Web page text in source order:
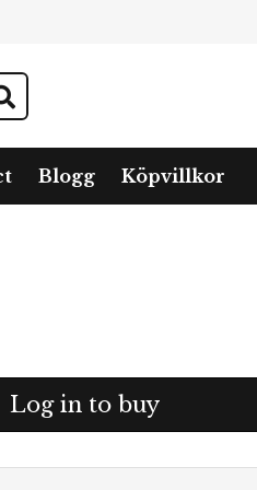
Blogg Köpvillkor
Log in to buy